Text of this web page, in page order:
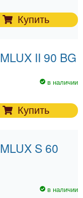
Купить
II 90 BG
в наличии
Купить
S 60
в наличии